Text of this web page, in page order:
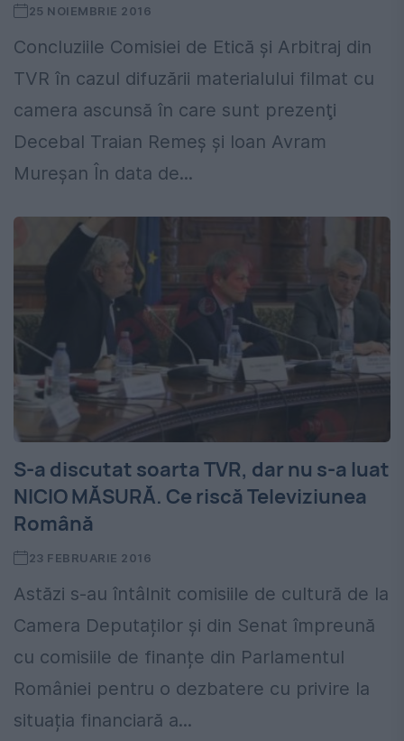
25 NOIEMBRIE 2016
Concluziile Comisiei de Etică şi Arbitraj din
TVR în cazul difuzării materialului filmat cu
camera ascunsă în care sunt prezenţi
Decebal Traian Remeş şi Ioan Avram
Mureşan În data de...
S-a discutat soarta TVR, dar nu s-a luat
NICIO MĂSURĂ. Ce riscă Televiziunea
Română
23 FEBRUARIE 2016
Astăzi s-au întâlnit comisiile de cultură de la
Camera Deputaților și din Senat împreună
cu comisiile de finanțe din Parlamentul
României pentru o dezbatere cu privire la
situația financiară a...